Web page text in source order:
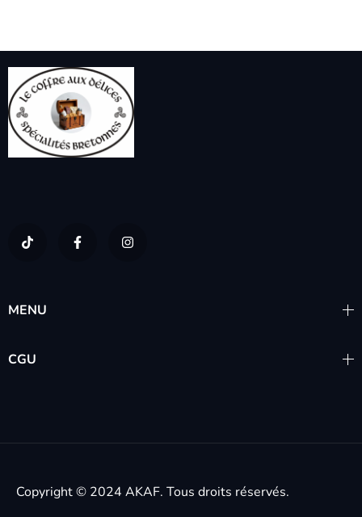
MENU
CGU
Copyright © 2024 AKAF. Tous droits réservés.